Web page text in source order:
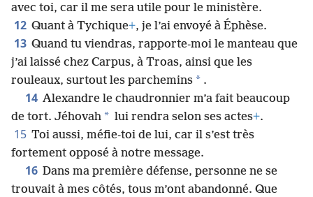
avec toi, car il me sera utile pour le ministère.
12 Quant à Tychique+, je l’ai envoyé à Éphèse.
13 Quand tu viendras, rapporte-moi le manteau que
j’ai laissé chez Carpus, à Troas, ainsi que les
rouleaux, surtout les parchemins * .
14 Alexandre le chaudronnier m’a fait beaucoup
de tort. Jéhovah * lui rendra selon ses actes+.
15 Toi aussi, méfie-toi de lui, car il s’est très
fortement opposé à notre message.
16 Dans ma première défense, personne ne se
trouvait à mes côtés, tous m’ont abandonné. Que